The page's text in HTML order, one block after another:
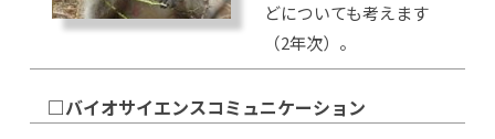
どについても考えます
（2年次）。
□バイオサイエンスコミュニケーション